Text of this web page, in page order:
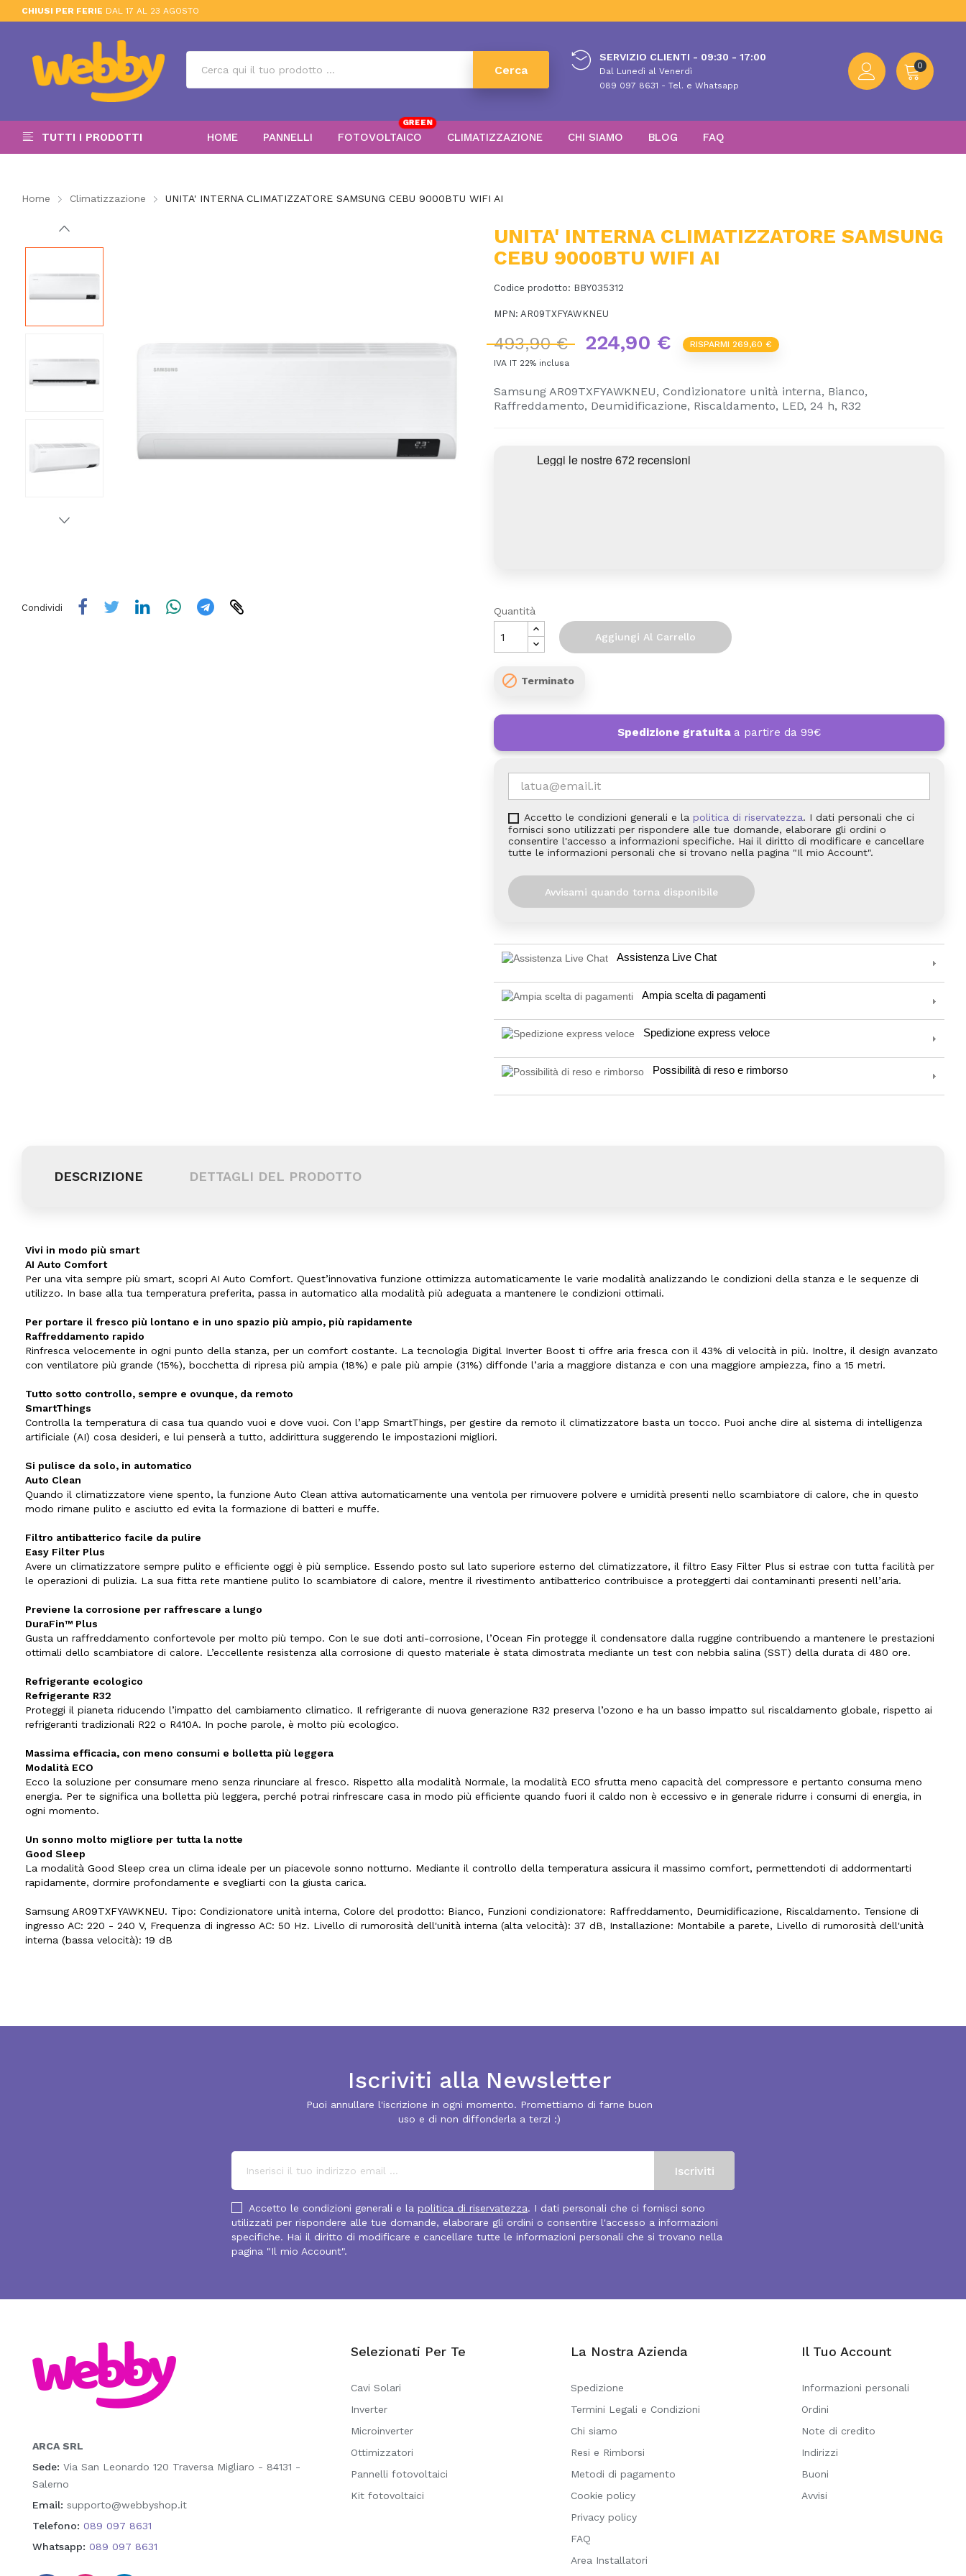
CHIUSI PER FERIE DAL 17 AL 23 AGOSTO
Cerca
SERVIZIO CLIENTI - 09:30 - 17:00
Dal Lunedì al Venerdì
089 097 8631 - Tel. e Whatsapp
0
TUTTI I PRODOTTI HOME PANNELLI FOTOVOLTAICO
GREEN
CLIMATIZZAZIONE CHI SIAMO BLOG FAQ
Home Climatizzazione UNITA' INTERNA CLIMATIZZATORE SAMSUNG CEBU 9000BTU WIFI AI
Condividi
UNITA' INTERNA CLIMATIZZATORE SAMSUNG
CEBU 9000BTU WIFI AI
Codice prodotto: BBY035312
MPN: AR09TXFYAWKNEU
493,90 € 224,90 €
RISPARMI 269,60 €
IVA IT 22% inclusa
Samsung AR09TXFYAWKNEU, Condizionatore unità interna, Bianco,
Raffreddamento, Deumidificazione, Riscaldamento, LED, 24 h, R32
Quantità
Aggiungi Al Carrello
 Terminato
Spedizione gratuita a partire da 99€
Accetto le condizioni generali e la politica di riservatezza. I dati personali che ci
fornisci sono utilizzati per rispondere alle tue domande, elaborare gli ordini o
consentire l'accesso a informazioni specifiche. Hai il diritto di modificare e cancellare
tutte le informazioni personali che si trovano nella pagina "Il mio Account".
Avvisami quando torna disponibile
Assistenza Live Chat
Ampia scelta di pagamenti
Spedizione express veloce
Possibilità di reso e rimborso
DESCRIZIONE DETTAGLI DEL PRODOTTO
Vivi in modo più smart
AI Auto Comfort
Per una vita sempre più smart, scopri AI Auto Comfort. Quest’innovativa funzione ottimizza automaticamente le varie modalità analizzando le condizioni della stanza e le sequenze di
utilizzo. In base alla tua temperatura preferita, passa in automatico alla modalità più adeguata a mantenere le condizioni ottimali.
Per portare il fresco più lontano e in uno spazio più ampio, più rapidamente
Raffreddamento rapido
Rinfresca velocemente in ogni punto della stanza, per un comfort costante. La tecnologia Digital Inverter Boost ti offre aria fresca con il 43% di velocità in più. Inoltre, il design avanzato
con ventilatore più grande (15%), bocchetta di ripresa più ampia (18%) e pale più ampie (31%) diffonde l’aria a maggiore distanza e con una maggiore ampiezza, fino a 15 metri.
Tutto sotto controllo, sempre e ovunque, da remoto
SmartThings
Controlla la temperatura di casa tua quando vuoi e dove vuoi. Con l’app SmartThings, per gestire da remoto il climatizzatore basta un tocco. Puoi anche dire al sistema di intelligenza
artificiale (AI) cosa desideri, e lui penserà a tutto, addirittura suggerendo le impostazioni migliori.
Si pulisce da solo, in automatico
Auto Clean
Quando il climatizzatore viene spento, la funzione Auto Clean attiva automaticamente una ventola per rimuovere polvere e umidità presenti nello scambiatore di calore, che in questo
modo rimane pulito e asciutto ed evita la formazione di batteri e muffe.
Filtro antibatterico facile da pulire
Easy Filter Plus
Avere un climatizzatore sempre pulito e efficiente oggi è più semplice. Essendo posto sul lato superiore esterno del climatizzatore, il filtro Easy Filter Plus si estrae con tutta facilità per
le operazioni di pulizia. La sua fitta rete mantiene pulito lo scambiatore di calore, mentre il rivestimento antibatterico contribuisce a proteggerti dai contaminanti presenti nell’aria.
Previene la corrosione per raffrescare a lungo
DuraFin™ Plus
Gusta un raffreddamento confortevole per molto più tempo. Con le sue doti anti-corrosione, l’Ocean Fin protegge il condensatore dalla ruggine contribuendo a mantenere le prestazioni
ottimali dello scambiatore di calore. L’eccellente resistenza alla corrosione di questo materiale è stata dimostrata mediante un test con nebbia salina (SST) della durata di 480 ore.
Refrigerante ecologico
Refrigerante R32
Proteggi il pianeta riducendo l’impatto del cambiamento climatico. Il refrigerante di nuova generazione R32 preserva l’ozono e ha un basso impatto sul riscaldamento globale, rispetto ai
refrigeranti tradizionali R22 o R410A. In poche parole, è molto più ecologico.
Massima efficacia, con meno consumi e bolletta più leggera
Modalità ECO
Ecco la soluzione per consumare meno senza rinunciare al fresco. Rispetto alla modalità Normale, la modalità ECO sfrutta meno capacità del compressore e pertanto consuma meno
energia. Per te significa una bolletta più leggera, perché potrai rinfrescare casa in modo più efficiente quando fuori il caldo non è eccessivo e in generale ridurre i consumi di energia, in
ogni momento.
Un sonno molto migliore per tutta la notte
Good Sleep
La modalità Good Sleep crea un clima ideale per un piacevole sonno notturno. Mediante il controllo della temperatura assicura il massimo comfort, permettendoti di addormentarti
rapidamente, dormire profondamente e svegliarti con la giusta carica.
Samsung AR09TXFYAWKNEU. Tipo: Condizionatore unità interna, Colore del prodotto: Bianco, Funzioni condizionatore: Raffreddamento, Deumidificazione, Riscaldamento. Tensione di
ingresso AC: 220 - 240 V, Frequenza di ingresso AC: 50 Hz. Livello di rumorosità dell'unità interna (alta velocità): 37 dB, Installazione: Montabile a parete, Livello di rumorosità dell'unità
interna (bassa velocità): 19 dB
Iscriviti alla Newsletter
Puoi annullare l'iscrizione in ogni momento. Promettiamo di farne buon
uso e di non diffonderla a terzi :)
Accetto le condizioni generali e la politica di riservatezza. I dati personali che ci fornisci sono
utilizzati per rispondere alle tue domande, elaborare gli ordini o consentire l'accesso a informazioni
specifiche. Hai il diritto di modificare e cancellare tutte le informazioni personali che si trovano nella
pagina "Il mio Account".
ARCA SRL
Sede: Via San Leonardo 120 Traversa Migliaro - 84131 -
Salerno
Email: supporto@webbyshop.it
Telefono: 089 097 8631
Whatsapp: 089 097 8631
Selezionati Per Te
Cavi Solari
Inverter
Microinverter
Ottimizzatori
Pannelli fotovoltaici
Kit fotovoltaici
La Nostra Azienda
Spedizione
Termini Legali e Condizioni
Chi siamo
Resi e Rimborsi
Metodi di pagamento
Cookie policy
Privacy policy
FAQ
Area Installatori
Il Tuo Account
Informazioni personali
Ordini
Note di credito
Indirizzi
Buoni
Avvisi